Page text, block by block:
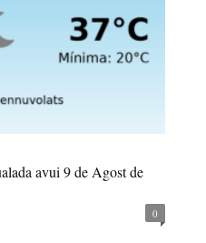
avui 9 de Agost de
0